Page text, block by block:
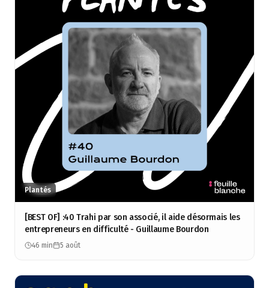
Plantés
[BEST OF] :40 Trahi par son associé, il aide désormais les
entrepreneurs en difficulté - Guillaume Bourdon
46 min 5 août